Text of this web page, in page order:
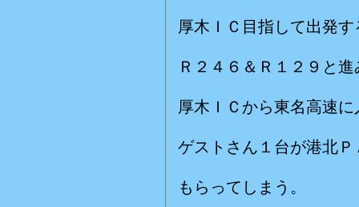
厚木ＩＣ目指して出発
Ｒ２４６＆Ｒ１２９と
厚木ＩＣから東名高速
ゲストさん１台が港北
もらってしまう。